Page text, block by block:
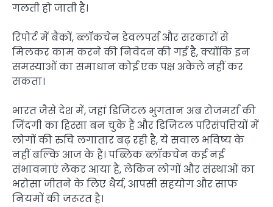
गलती हो जाती है।
रिपोर्ट में बैंकों, ब्लॉकचेन डेवलपर्स और सरकारों से
मिलकर काम करने की निवेदन की गई है, क्योंकि इन
समस्याओं का समाधान कोई एक पक्ष अकेले नहीं कर
सकता।
भारत जैसे देश में, जहां डिजिटल भुगतान अब रोजमर्रा की
जिंदगी का हिस्सा बन चुके हैं और डिजिटल परिसंपत्तियों में
लोगों की रुचि लगातार बढ़ रही है, ये सवाल भविष्य के
नहीं बल्कि आज के हैं। पब्लिक ब्लॉकचेन कई नई
संभावनाएं लेकर आया है, लेकिन लोगों और संस्थाओं का
भरोसा जीतने के लिए धैर्य, आपसी सहयोग और साफ
नियमों की जरूरत है।